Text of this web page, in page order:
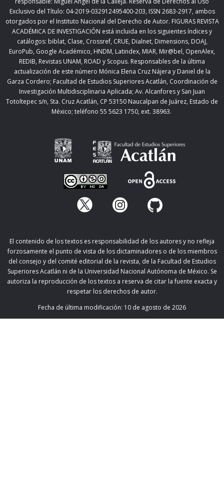
Exclusivo del Título: 04-2019-032912495400-203, ISSN 2683-2917, ambos
otorgados por el Instituto Nacional del Derecho de Autor. FIGURAS REVISTA
ACADÉMICA DE INVESTIGACIÓN está incluida en los siguientes índices y
catálogos: biblat, Clase, Crossref, CRUE, Dialnet, Dimensions, DOAJ,
EuroPub, Google Académico, HNDM, Latindex, MIAR, Mir@bel, OpenAlex,
REDIB, Revistas UNAM, ROAD y Scopus. Responsables de la última
actualización de este número Mónica Elena Cruz Nájera y Daniel de la
Garza Cordero; Facultad de Estudios Superiores Acatlán, Coordinación de
Investigación Multidisciplinaria Aplicada; Av. Alcanfores y San Juan
Totoltepec s/n, Sta. Cruz Acatlán, CP 53150 Naucalpan de Juárez, Estado de
México; teléfono 55 5623 1750, ext. 38963.
El contenido de los textos es responsabilidad de los autores y no refleja
forzosamente el punto de vista de los dictaminadores o de los miembros
del consejo y del comité editorial de la revista, de la Facultad de Estudios
Superiores Acatlán ni de la Universidad Nacional Autónoma de México. Se
autoriza la reproducción de los textos a reserva de citar la fuente exacta y
respetar los derechos de autor.
Fecha de última modificación: 10 de agosto de 2026